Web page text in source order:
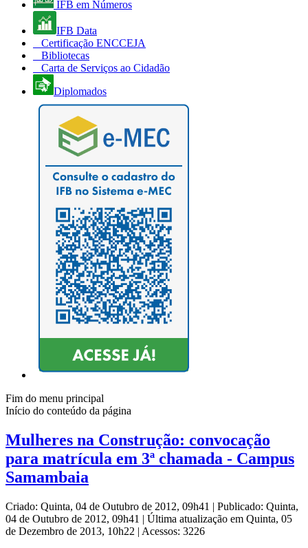
IFB em Números
IFB Data
Certificação ENCCEJA
Bibliotecas
Carta de Serviços ao Cidadão
Diplomados
Fim do menu principal
Início do conteúdo da página
Mulheres na Construção: convocação
para matrícula em 3ª chamada - Campus
Samambaia
Criado: Quinta, 04 de Outubro de 2012, 09h41 | Publicado: Quinta,
04 de Outubro de 2012, 09h41 | Última atualização em Quinta, 05
de Dezembro de 2013, 10h22 | Acessos: 3226